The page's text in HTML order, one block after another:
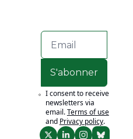
S'abonner
I consent to receive
newsletters via
email.Terms of use
and Privacy policy.